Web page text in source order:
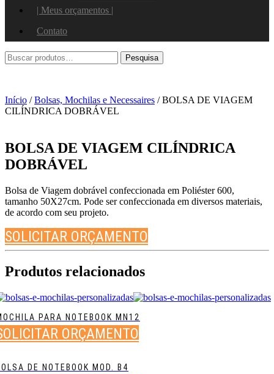
| Meus orçamentos |
Contato
Início /Bolsas, Mochilas e Necessaires / BOLSA DE VIAGEM
CILÍNDRICA DOBRÁVEL
BOLSA DE VIAGEM CILÍNDRICA
DOBRÁVEL
Bolsa de Viagem dobrável confeccionada em Poliéster 600,
tamanho 50X27cm. Pode ser confeccionada em diversos materiais,
de acordo com seu projeto.
SOLICITAR ORÇAMENTO
Produtos relacionados
PARA NOTEBOOK MN12
ORÇAMENTO
DE NOTEBOOK MOD. B4